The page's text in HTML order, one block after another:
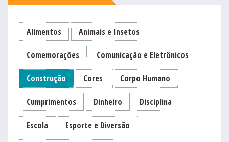
Alimentos Animais e Insetos
Comemorações Comunicação e Eletrônicos
Construção Cores Corpo Humano
Cumprimentos Dinheiro Disciplina
Escola Esporte e Diversão